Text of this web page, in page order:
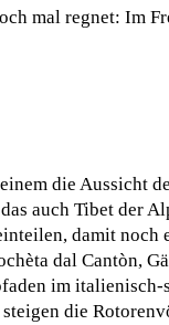
mal regnet: Im
die Aussicht
auch Tibet der
damit
dal Cantòn,
im
die